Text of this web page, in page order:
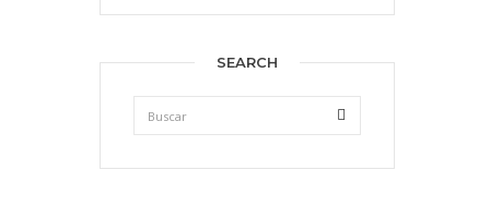
SEARCH